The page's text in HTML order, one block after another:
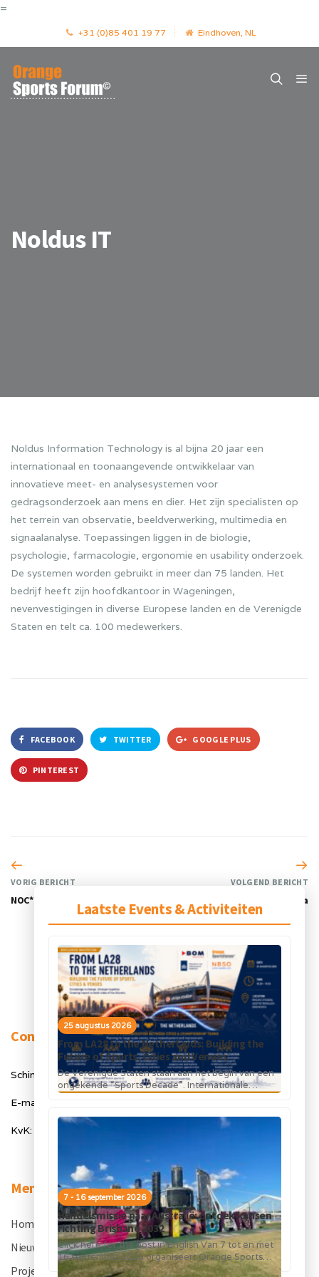
Laatste Events & Activiteiten
25 augustus 2026
From LA28 to the Netherlands: Building the
Future of Sports, Cities and Venues
De Verenigde Staten staan aan het begin van een
ongekende “Sports Decade”. Internationale
topsportevenementen en grote investeringen in
7 - 16 september 2026
Handelsmissie naar Australië: ontdek kansen
richting Brisbane 2032
Click here for the post in English Van 7 tot en met
16 september 2026 organiseert Orange Sports
Forum in...
=
+31 (0)85 401 19 77 Eindhoven, NL
Noldus IT
Noldus Information Technology is al bijna 20 jaar een
internationaal en toonaangevende ontwikkelaar van
innovatieve meet- en analysesystemen voor
gedragsonderzoek aan mens en dier. Het zijn specialisten op
het terrein van observatie, beeldverwerking, multimedia en
signaalanalyse. Toepassingen liggen in de biologie,
psychologie, farmacologie, ergonomie en usability onderzoek.
De systemen worden gebruikt in meer dan 75 landen. Het
bedrijf heeft zijn hoofdkantoor in Wageningen,
nevenvestigingen in diverse Europese landen en de Verenigde
Staten en telt ca. 100 medewerkers.
FACEBOOK TWITTER GOOGLE PLUS
PINTEREST
VORIG BERICHT
NOC*NSF
VOLGEND BERICHT
RaceGorilla
Contact
Schimmelt 40, 5611 ZX Eindhoven
E-mail: info@orangesportsforum.com
KvK: 50334905
Menu
Home
Nieuws
Projecten